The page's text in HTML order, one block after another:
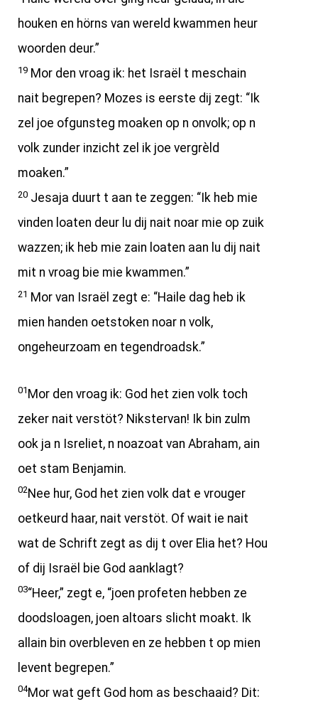
houken en hörns van wereld kwammen heur
woorden deur.”
19 Mor den vroag ik: het Israël t meschain
nait begrepen? Mozes is eerste dij zegt: “Ik
zel joe ofgunsteg moaken op n onvolk; op n
volk zunder inzicht zel ik joe vergrèld
moaken.”
20 Jesaja duurt t aan te zeggen: “Ik heb mie
vinden loaten deur lu dij nait noar mie op zuik
wazzen; ik heb mie zain loaten aan lu dij nait
mit n vroag bie mie kwammen.”
21 Mor van Israël zegt e: “Haile dag heb ik
mien handen oetstoken noar n volk,
ongeheurzoam en tegendroadsk.”
01 Mor den vroag ik: God het zien volk toch
zeker nait verstöt? Nikstervan! Ik bin zulm
ook ja n Isreliet, n noazoat van Abraham, ain
oet stam Benjamin.
02Nee hur, God het zien volk dat e vrouger
oetkeurd haar, nait verstöt. Of wait ie nait
wat de Schrift zegt as dij t over Elia het? Hou
of dij Israël bie God aanklagt?
03“Heer,” zegt e, “joen profeten hebben ze
doodsloagen, joen altoars slicht moakt. Ik
allain bin overbleven en ze hebben t op mien
levent begrepen.”
04Mor wat geft God hom as beschaaid? Dit: